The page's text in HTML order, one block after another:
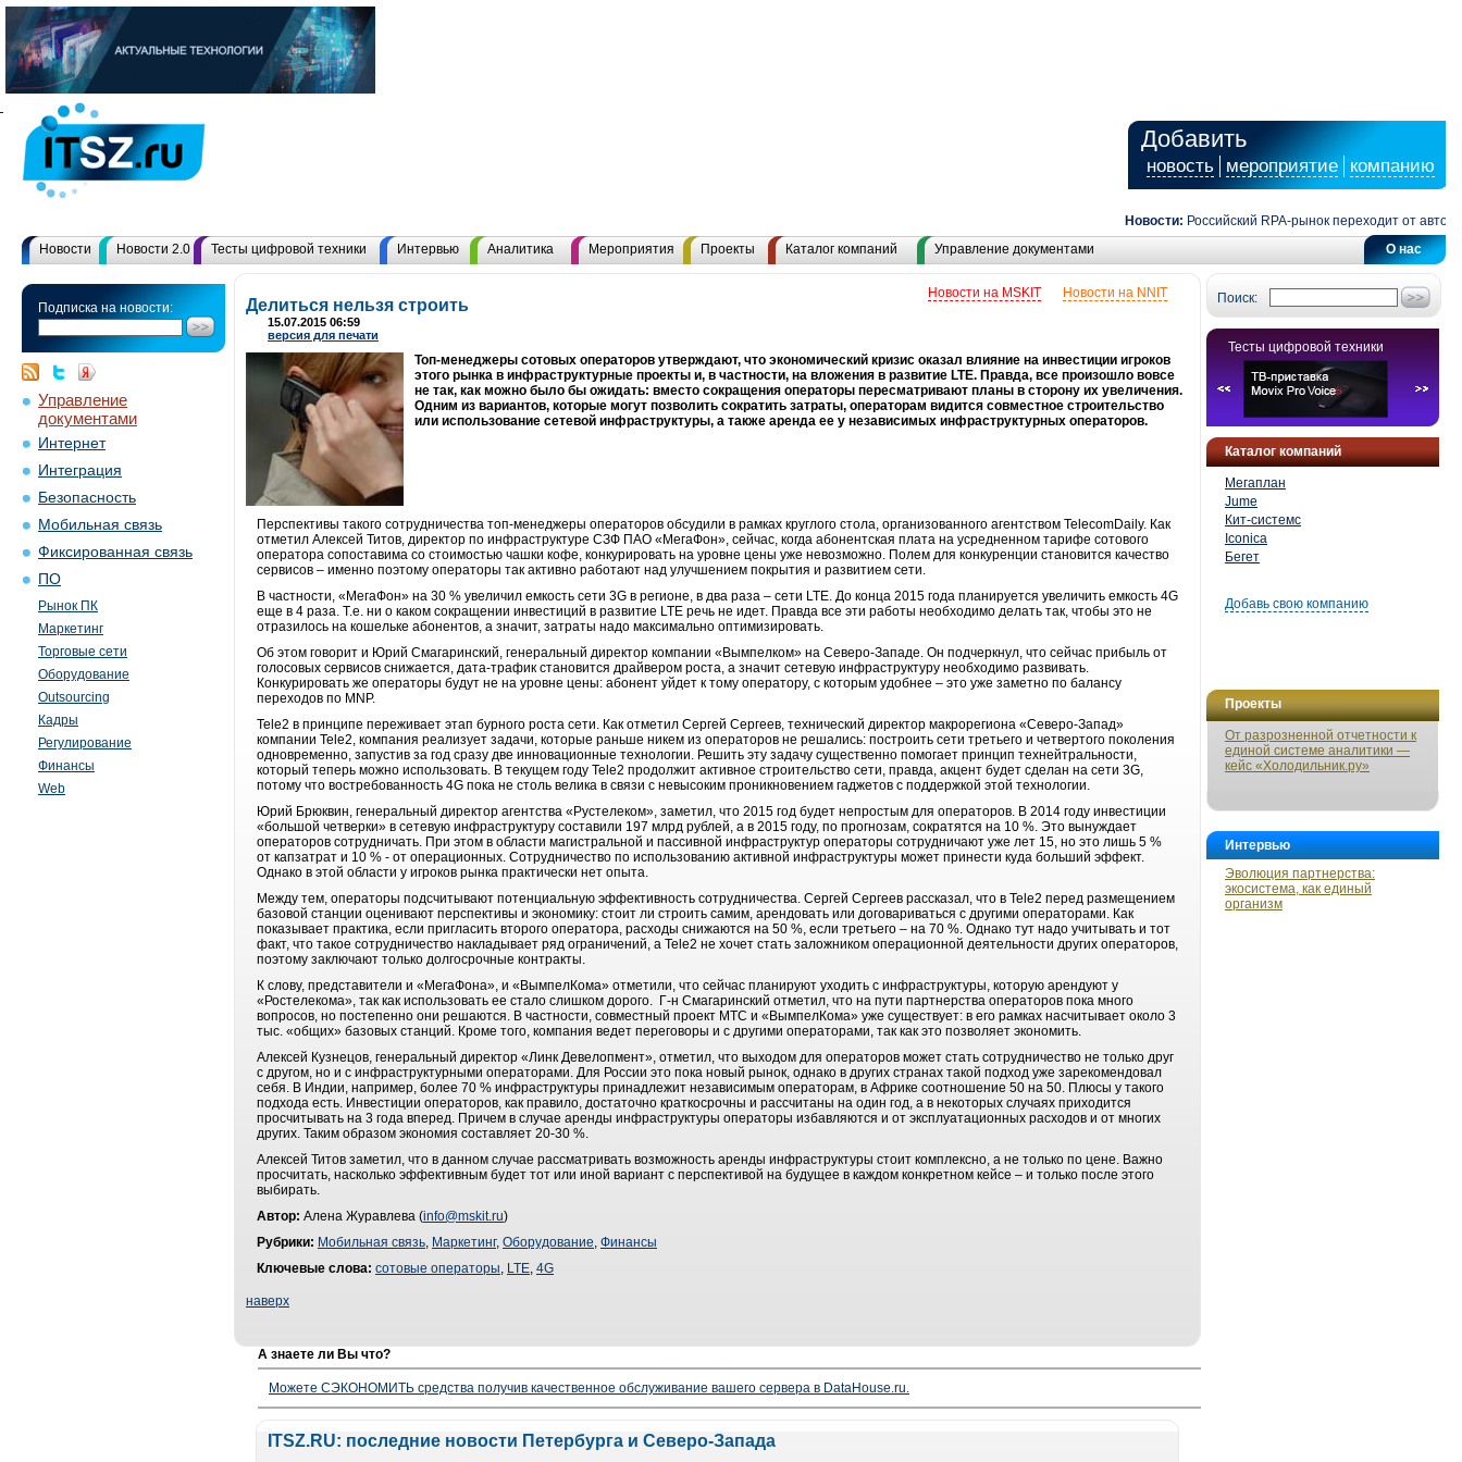
Добавить
новость мероприятие компанию
Новости: Российский RPA-рынок переходит от
О нас
Новости Новости 2.0 Тесты цифровой техники Интервью Аналитика Мероприятия Проекты Каталог компаний Управление документами
Подписка на новости:
Управление
документами
Интернет
Интеграция
Безопасность
Мобильная связь
Фиксированная связь
ПО
Рынок ПК
Маркетинг
Торговые сети
Оборудование
Outsourcing
Кадры
Регулирование
Финансы
Web
Поиск:
Тесты цифровой техники
Каталог компаний
Мегаплан
Jume
Кит-системс
Iconica
Бегет
Добавь свою компанию
Проекты
От разрозненной отчетности к
единой системе аналитики —
кейс «Холодильник.ру»
Интервью
Эволюция партнерства:
экосистема, как единый
организм
Новости на NNIT
Новости на MSKIT
Делиться нельзя строить
15.07.2015 06:59
версия для печати
Топ-менеджеры сотовых операторов утверждают, что экономический кризис оказал влияние на инвестиции игроков
этого рынка в инфраструктурные проекты и, в частности, на вложения в развитие LTE. Правда, все произошло вовсе
не так, как можно было бы ожидать: вместо сокращения операторы пересматривают планы в сторону их увеличения.
Одним из вариантов, которые могут позволить сократить затраты, операторам видится совместное строительство
или использование сетевой инфраструктуры, а также аренда ее у независимых инфраструктурных операторов.
Перспективы такого сотрудничества топ-менеджеры операторов обсудили в рамках круглого стола, организованного агентством TelecomDaily. Как
отметил Алексей Титов, директор по инфраструктуре СЗФ ПАО «МегаФон», сейчас, когда абонентская плата на усредненном тарифе сотового
оператора сопоставима со стоимостью чашки кофе, конкурировать на уровне цены уже невозможно. Полем для конкуренции становится качество
сервисов – именно поэтому операторы так активно работают над улучшением покрытия и развитием сети.
В частности, «МегаФон» на 30 % увеличил емкость сети 3G в регионе, в два раза – сети LTE. До конца 2015 года планируется увеличить емкость 4G
еще в 4 раза. Т.е. ни о каком сокращении инвестиций в развитие LTE речь не идет. Правда все эти работы необходимо делать так, чтобы это не
отразилось на кошельке абонентов, а значит, затраты надо максимально оптимизировать.
Об этом говорит и Юрий Смагаринский, генеральный директор компании «Вымпелком» на Северо-Западе. Он подчеркнул, что сейчас прибыль от
голосовых сервисов снижается, дата-трафик становится драйвером роста, а значит сетевую инфраструктуру необходимо развивать.
Конкурировать же операторы будут не на уровне цены: абонент уйдет к тому оператору, с которым удобнее – это уже заметно по балансу
переходов по MNP.
Tele2 в принципе переживает этап бурного роста сети. Как отметил Сергей Сергеев, технический директор макрорегиона «Северо-Запад»
компании Tele2, компания реализует задачи, которые раньше никем из операторов не решались: построить сети третьего и четвертого поколения
одновременно, запустив за год сразу две инновационные технологии. Решить эту задачу существенно помогает принцип технейтральности,
который теперь можно использовать. В текущем году Tele2 продолжит активное строительство сети, правда, акцент будет сделан на сети 3G,
потому что востребованность 4G пока не столь велика в связи с невысоким проникновением гаджетов с поддержкой этой технологии.
Юрий Брюквин, генеральный директор агентства «Рустелеком», заметил, что 2015 год будет непростым для операторов. В 2014 году инвестиции
«большой четверки» в сетевую инфраструктуру составили 197 млрд рублей, а в 2015 году, по прогнозам, сократятся на 10 %. Это вынуждает
операторов сотрудничать. При этом в области магистральной и пассивной инфраструктур операторы сотрудничают уже лет 15, но это лишь 5 %
от капзатрат и 10 % - от операционных. Сотрудничество по использованию активной инфраструктуры может принести куда больший эффект.
Однако в этой области у игроков рынка практически нет опыта.
Между тем, операторы подсчитывают потенциальную эффективность сотрудничества. Сергей Сергеев рассказал, что в Tele2 перед размещением
базовой станции оценивают перспективы и экономику: стоит ли строить самим, арендовать или договариваться с другими операторами. Как
показывает практика, если пригласить второго оператора, расходы снижаются на 50 %, если третьего – на 70 %. Однако тут надо учитывать и тот
факт, что такое сотрудничество накладывает ряд ограничений, а Tele2 не хочет стать заложником операционной деятельности других операторов,
поэтому заключают только долгосрочные контракты.
К слову, представители и «МегаФона», и «ВымпелКома» отметили, что сейчас планируют уходить с инфраструктуры, которую арендуют у
«Ростелекома», так как использовать ее стало слишком дорого. Г-н Смагаринский отметил, что на пути партнерства операторов пока много
вопросов, но постепенно они решаются. В частности, совместный проект МТС и «ВымпелКома» уже существует: в его рамках насчитывает около 3
тыс. «общих» базовых станций. Кроме того, компания ведет переговоры и с другими операторами, так как это позволяет экономить.
Алексей Кузнецов, генеральный директор «Линк Девелопмент», отметил, что выходом для операторов может стать сотрудничество не только друг
с другом, но и с инфраструктурными операторами. Для России это пока новый рынок, однако в других странах такой подход уже зарекомендовал
себя. В Индии, например, более 70 % инфраструктуры принадлежит независимым операторам, в Африке соотношение 50 на 50. Плюсы у такого
подхода есть. Инвестиции операторов, как правило, достаточно краткосрочны и рассчитаны на один год, а в некоторых случаях приходится
просчитывать на 3 года вперед. Причем в случае аренды инфраструктуры операторы избавляются и от эксплуатационных расходов и от многих
других. Таким образом экономия составляет 20-30 %.
Алексей Титов заметил, что в данном случае рассматривать возможность аренды инфраструктуры стоит комплексно, а не только по цене. Важно
просчитать, насколько эффективным будет тот или иной вариант с перспективой на будущее в каждом конкретном кейсе – и только после этого
выбирать.
Автор: Алена Журавлева (info@mskit.ru)
Рубрики: Мобильная связь, Маркетинг, Оборудование, Финансы
Ключевые слова: сотовые операторы, LTE, 4G
наверх
А знаете ли Вы что?
Можете СЭКОНОМИТЬ средства получив качественное обслуживание вашего сервера в DataHouse.ru.
ITSZ.RU: последние новости Петербурга и Северо-Запада